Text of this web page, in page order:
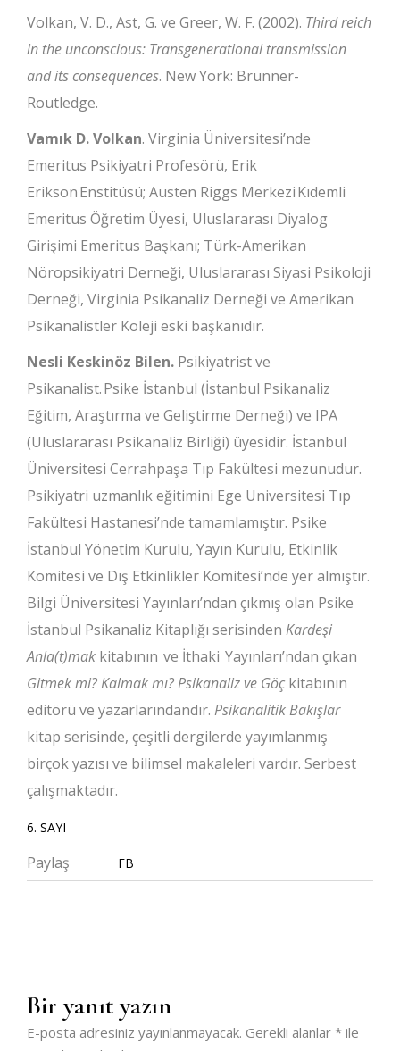
Volkan, V. D., Ast, G. ve Greer, W. F. (2002). Third reich
in the unconscious: Transgenerational transmission
and its consequences. New York: Brunner-
Routledge.
Vamık D. Volkan. Virginia Üniversitesi’nde
Emeritus Psikiyatri Profesörü, Erik
Erikson Enstitüsü; Austen Riggs Merkezi Kıdemli
Emeritus Öğretim Üyesi, Uluslararası Diyalog
Girişimi Emeritus Başkanı; Türk-Amerikan
Nöropsikiyatri Derneği, Uluslararası Siyasi Psikoloji
Derneği, Virginia Psikanaliz Derneği ve Amerikan
Psikanalistler Koleji eski başkanıdır.
Nesli Keskinöz Bilen. Psikiyatrist ve
Psikanalist. Psike İstanbul (İstanbul Psikanaliz
Eğitim, Araştırma ve Geliştirme Derneği) ve IPA
(Uluslararası Psikanaliz Birliği) üyesidir. İstanbul
Üniversitesi Cerrahpaşa Tıp Fakültesi mezunudur.
Psikiyatri uzmanlık eğitimini Ege Universitesi Tıp
Fakültesi Hastanesi’nde tamamlamıştır. Psike
İstanbul Yönetim Kurulu, Yayın Kurulu, Etkinlik
Komitesi ve Dış Etkinlikler Komitesi’nde yer almıştır.
Bilgi Üniversitesi Yayınları’ndan çıkmış olan Psike
İstanbul Psikanaliz Kitaplığı serisindenKardeşi
Anla(t)mak kitabının ve İthaki Yayınları’ndan çıkan
Gitmek mi? Kalmak mı? Psikanaliz ve Göç kitabının
editörü ve yazarlarındandır.Psikanalitik Bakışlar
kitap serisinde, çeşitli dergilerde yayımlanmış
birçok yazısı ve bilimsel makaleleri vardır. Serbest
çalışmaktadır.
6. SAYI
Paylaş FB
Bir yanıt yazın
E-posta adresiniz yayınlanmayacak. Gerekli alanlar* ile